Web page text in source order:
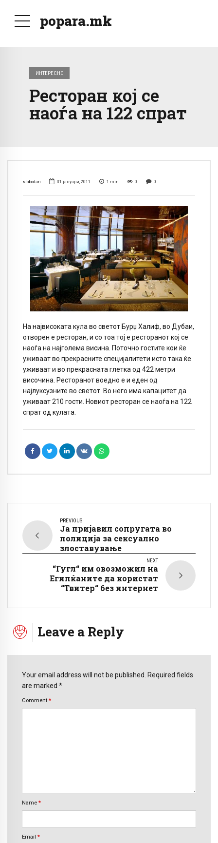
popara.mk
ИНТЕРЕСНО
Ресторан кој се
наоѓа на 122 спрат
slobodan 31 јануари, 2011 1 min 0 0
На највисоката кула во светот Бурџ Халиф, во Дубаи,
отворен е ресторан, и со тоа тој е ресторанот кој се
наоѓа на најголема висина. Поточно гостите кои ќе
уживаат во прекрасните специјалитети исто така ќе
уживаат и во прекрасната глетка од 422 метри
височина. Ресторанот воедно е и еден од
најлуксузните во светот. Во него има капацитет да
уживаат 210 гости. Новиот ресторан се наоѓа на 122
спрат од кулата.
PREVIOUS
Ја пријавил сопругата во
полиција за сексуално
злоставување
NEXT
“Гугл“ им овозможил на
Египќаните да користат
“Твитер“ без интернет
Leave a Reply
Your email address will not be published. Required fields
are marked *
Comment *
Name *
Email *